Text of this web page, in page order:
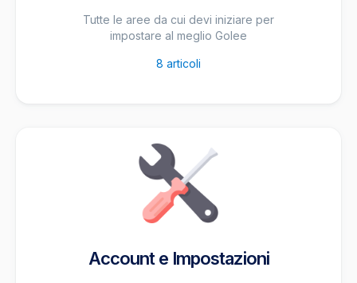
Tutte le aree da cui devi iniziare per
impostare al meglio Golee
8 articoli
Account e Impostazioni